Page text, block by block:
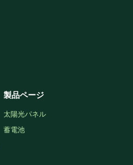
製品ページ
太陽光パネル
蓄電池